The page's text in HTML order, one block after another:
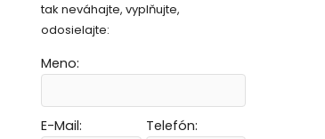
tak neváhajte, vyplňujte,
odosielajte:
Meno:
E-Mail:
Telefón: